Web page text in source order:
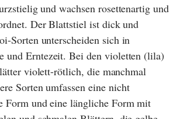
und wachsen rosettenartig und
Der Blattstiel ist dick und
Sorten unterscheiden sich in
und Erntezeit. Bei den violetten (lila)
violett-rötlich, die manchmal
Sorten umfassen eine nicht
Form und eine längliche Form mit